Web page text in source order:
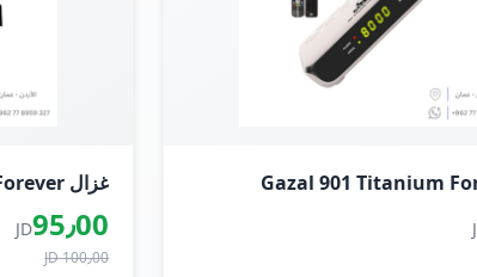
غزال Gazal Special One Forever
95٫00JD
100٫00 JD